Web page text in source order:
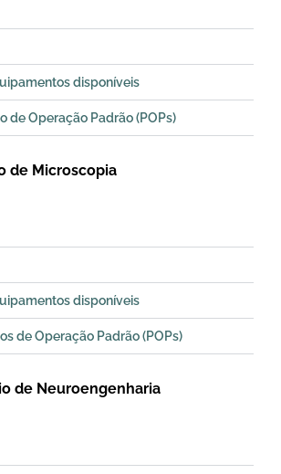
disponíveis
de Operação Padrão (POPs)
de Microscopia
disponíveis
de Operação Padrão (POPs)
de Neuroengenharia